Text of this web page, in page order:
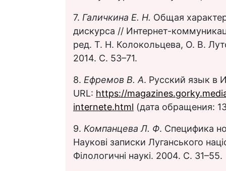
7. Галичкина Е. Н. Общая
дискурса // Интернет-
ред. Т. Н. Колокольцева, О. В.
2014. С. 53–71.
8. Ефремов В. А. Русский язык в
URL: https://
internete.html (дата обращения:
9. Компанцева Л. Ф. Специфика
Науковi записки Луганського
Фiлологичнi наукi. 2004. С. 31–55.